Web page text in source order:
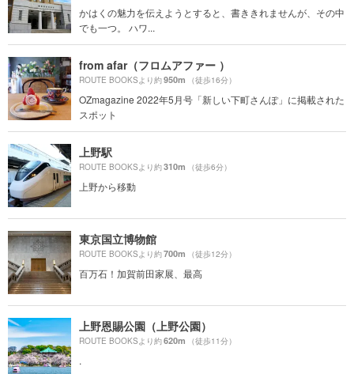
かはくの魅力を伝えようとすると、書ききれませんが、その中
でも一つ。 ハワ...
from afar（フロムアファー ）
ROUTE BOOKSより約950m （徒歩16分）
OZmagazine 2022年5月号「新しい下町さんぽ」に掲載された
スポット
上野駅
ROUTE BOOKSより約310m （徒歩6分）
上野から移動
東京国立博物館
ROUTE BOOKSより約700m （徒歩12分）
百万石！加賀前田家展、最高
上野恩賜公園（上野公園）
ROUTE BOOKSより約620m （徒歩11分）
.